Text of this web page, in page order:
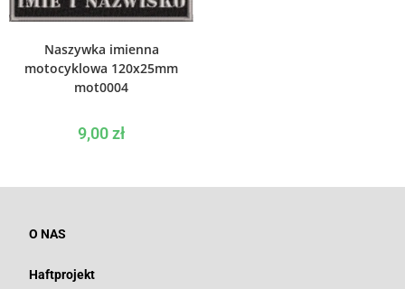
Naszywka imienna
motocyklowa 120x25mm
mot0004
9,00zł
O NAS
Haftprojekt